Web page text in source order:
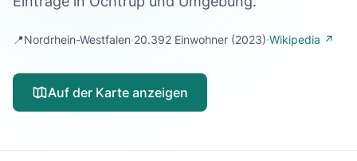
📍Nordrhein-Westfalen·20.392 Einwohner (2023)·Wikipedia ↗
Auf der Karte anzeigen